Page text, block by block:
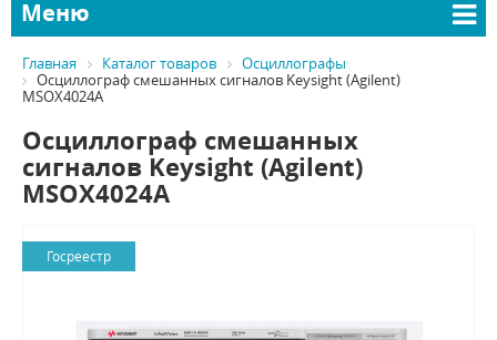
Меню
Главная Каталог товаров
Осциллографы
Осциллограф смешанных сигналов Keysight (Agilent)
MSOX4024A
Осциллограф смешанных
сигналов Keysight (Agilent)
MSOX4024A
Госреестр